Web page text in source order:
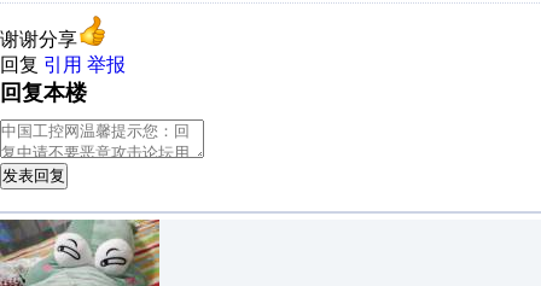
谢谢分享
回复 引用 举报
回复本楼
发表回复